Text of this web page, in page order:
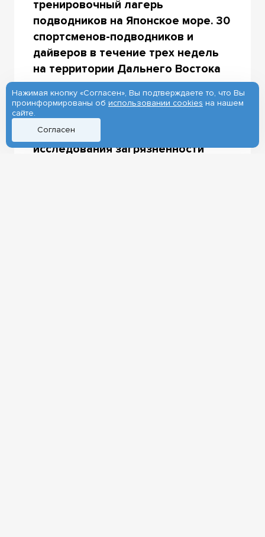
тренировочный лагерь
подводников на Японское море. 30
спортсменов-подводников и
дайверов в течение трех недель
на территории Дальнего Востока
проведут тренировочные
заплывы, а также совместно с
сотрудниками Биологического
института ТГУ продолжат
исследования загрязненности
Нажимая кнопку «Согласен», Вы подтверждаете то, что Вы
проинформированы об использовании cookies на нашем
сайте.
Согласен